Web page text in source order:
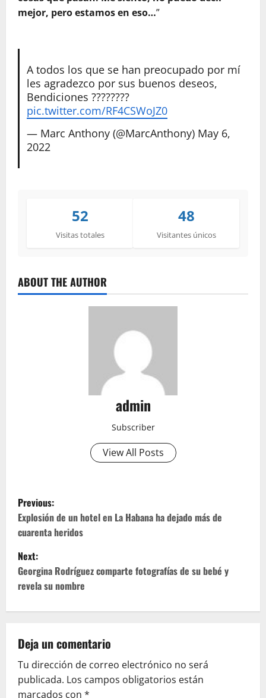
mejor, pero estamos en eso…”
A todos los que se han preocupado por mí
les agradezco por sus buenos deseos,
Bendiciones ????????
pic.twitter.com/RF4CSWoJZ0
— Marc Anthony (@MarcAnthony) May 6,
2022
52
Visitas totales
48
Visitantes únicos
ABOUT THE AUTHOR
admin
Subscriber
View All Posts
P
o
s
t
n
v
i
Previous:
Explosión de un hotel en La Habana ha dejado más de
cuarenta heridos
Next:
Georgina Rodríguez comparte fotografías de su bebé y
revela su nombre
Deja un comentario
Tu dirección de correo electrónico no será
publicada. Los campos obligatorios están
marcados con *